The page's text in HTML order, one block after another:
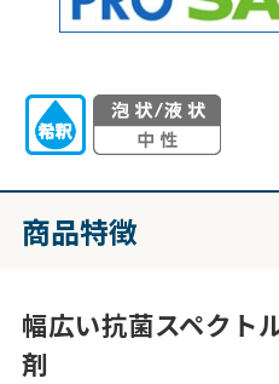
商品特徴
幅広い抗菌スペクト
剤